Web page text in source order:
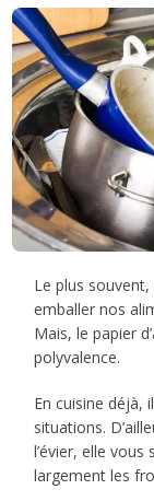
Le plus
emballer nos
Mais, le papier
polyvalence.
En cuisine déjà,
situations.
l’évier, elle
largement les